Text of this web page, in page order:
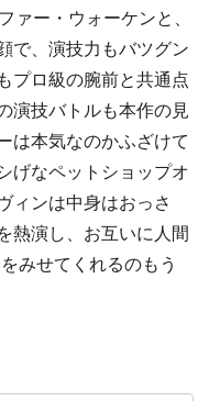
ー・ウォーケンと、
で、演技力もバツグン
プロ級の腕前と共通点
演技バトルも本作の見
は本気なのかふざけて
げなペットショップオ
ィンは中身はおっさ
熱演し、お互いに人間
みせてくれるのもう